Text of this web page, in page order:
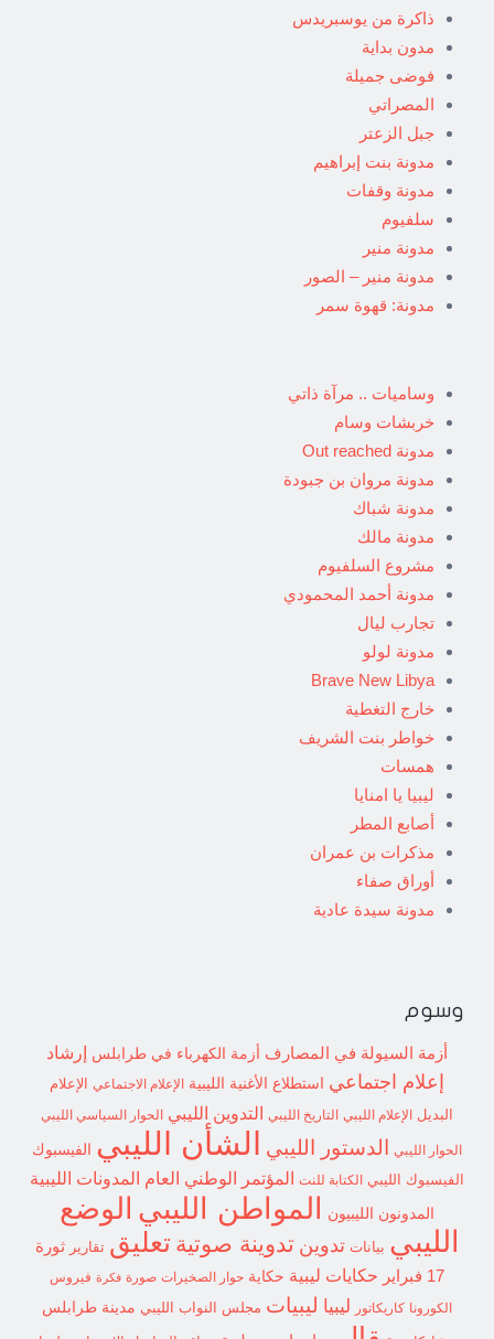
ذاكرة من يوسبريدس
مدون بداية
فوضى جميلة
المصراتي
جبل الزعتر
مدونة بنت إبراهيم
مدونة وقفات
سلفيوم
مدونة منير
مدونة منير – الصور
مدونة: قهوة سمر
وساميات .. مرآة ذاتي
خربشات وسام
مدونة Out reached
مدونة مروان بن جبودة
مدونة شباك
مدونة مالك
مشروع السلفيوم
مدونة أحمد المحمودي
تجارب ليال
مدونة لولو
Brave New Libya
خارج التغطية
خواطر بنت الشريف
همسات
ليبيا يا امنايا
أصابع المطر
مذكرات بن عمران
أوراق صفاء
مدونة سيدة عادية
وسوم
أزمة السيولة في المصارف أزمة الكهرباء في طرابلس إرشاد
إعلام اجتماعي استطلاع الأغنية الليبية الإعلام الاجتماعي
الإعلام
البديل الإعلام الليبي التاريخ الليبي التدوين الليبي الحوار السياسي الليبي
الحوار الليبي الدستور الليبي الشأن الليبي الفيسبوك
الفيسبوك الليبي الكتابة للنت المؤتمر الوطني العام المدونات الليبية
المدونون الليبيون المواطن الليبي الوضع
الليبي بيانات تدوين تدوينة صوتية تعليق تقارير
ثورة
17 فبراير
حكايات ليبية حكاية حوار الصخيرات صورة فكرة فيروس
الكورونا كاريكاتور ليبيا ليبيات مجلس النواب الليبي مدينة طرابلس